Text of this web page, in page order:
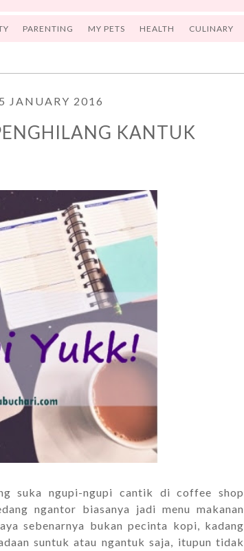
PARENTING MY PETS HEALTH CULINARY
JANUARY 2016
KANTUK
suka ngupi-ngupi cantik di coffee shop
ngantor biasanya jadi menu makanan
sebenarnya bukan pecinta kopi, kadang
suntuk atau ngantuk saja, itupun tidak